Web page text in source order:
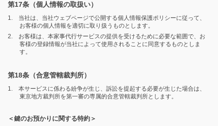
第17条（個人情報の取扱い）
1. 当社は、当社ウェブページで公開する個人情報保護ポリシーに従って、
お客様の個人情報を適切に取り扱うものとします。
2. お客様は、本家事代行サービスの提供を受けるために必要な範囲で、お
客様の登録情報が当社によって使用されることに同意するものとしま
す。
第18条（合意管轄裁判所）
1. 本サービスに係わる紛争が生じ、訴訟を提起する必要が生じた場合は、
東京地方裁判所を第一審の専属的合意管轄裁判所とします。
＜鍵のお預かりに関する特約＞